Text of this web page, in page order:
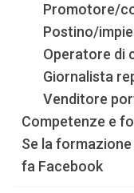
Promotore/
Postino/
Operatore di
Giornalista
Venditore
Competenze e
Se la
fa Facebook